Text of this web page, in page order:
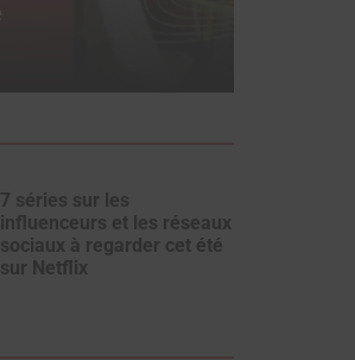
7 séries sur les
influenceurs et les réseaux
sociaux à regarder cet été
sur Netflix